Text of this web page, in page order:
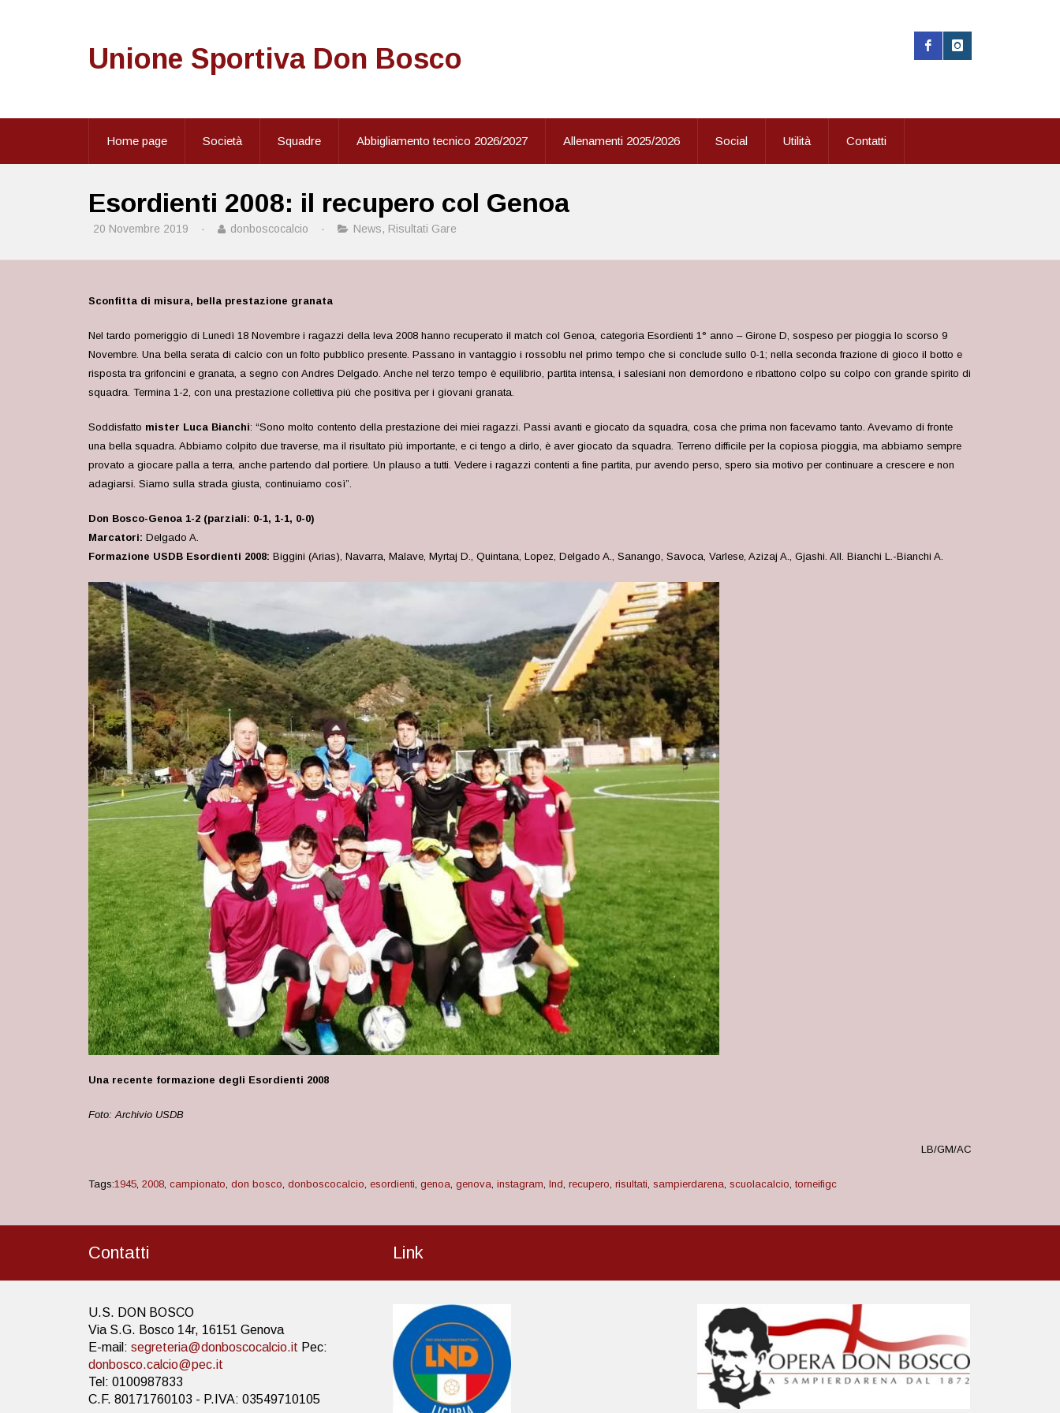
Unione Sportiva Don Bosco
Home page Società Squadre Abbigliamento tecnico 2026/2027 Allenamenti 2025/2026 Social Utilità Contatti
Esordienti 2008: il recupero col Genoa
20 Novembre 2019 · donboscocalcio · News, Risultati Gare
Sconfitta di misura, bella prestazione granata
Nel tardo pomeriggio di Lunedì 18 Novembre i ragazzi della leva 2008 hanno recuperato il match col Genoa, categoria Esordienti 1° anno – Girone D, sospeso per pioggia lo scorso 9
Novembre. Una bella serata di calcio con un folto pubblico presente. Passano in vantaggio i rossoblu nel primo tempo che si conclude sullo 0-1; nella seconda frazione di gioco il botto e
risposta tra grifoncini e granata, a segno con Andres Delgado. Anche nel terzo tempo è equilibrio, partita intensa, i salesiani non demordono e ribattono colpo su colpo con grande spirito di
squadra. Termina 1-2, con una prestazione collettiva più che positiva per i giovani granata.
Soddisfatto mister Luca Bianchi: “Sono molto contento della prestazione dei miei ragazzi. Passi avanti e giocato da squadra, cosa che prima non facevamo tanto. Avevamo di fronte
una bella squadra. Abbiamo colpito due traverse, ma il risultato più importante, e ci tengo a dirlo, è aver giocato da squadra. Terreno difficile per la copiosa pioggia, ma abbiamo sempre
provato a giocare palla a terra, anche partendo dal portiere. Un plauso a tutti. Vedere i ragazzi contenti a fine partita, pur avendo perso, spero sia motivo per continuare a crescere e non
adagiarsi. Siamo sulla strada giusta, continuiamo così”.
Don Bosco-Genoa 1-2 (parziali: 0-1, 1-1, 0-0)
Marcatori: Delgado A.
Formazione USDB Esordienti 2008: Biggini (Arias), Navarra, Malave, Myrtaj D., Quintana, Lopez, Delgado A., Sanango, Savoca, Varlese, Azizaj A., Gjashi. All. Bianchi L.-Bianchi A.
Una recente formazione degli Esordienti 2008
Foto: Archivio USDB
LB/GM/AC
Tags:1945, 2008, campionato, don bosco, donboscocalcio, esordienti, genoa, genova, instagram, lnd, recupero, risultati, sampierdarena, scuolacalcio, torneifigc
Contatti
U.S. DON BOSCO
Via S.G. Bosco 14r, 16151 Genova
E-mail: segreteria@donboscocalcio.it Pec:
donbosco.calcio@pec.it
Tel: 0100987833
C.F. 80171760103 - P.IVA: 03549710105
Link